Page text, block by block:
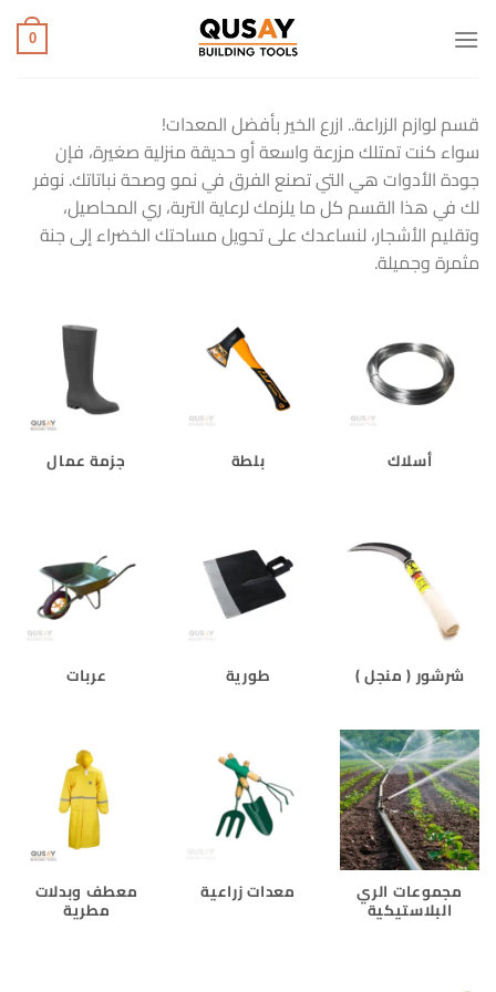
للمحتوى
0
قسم لوازم الزراعة.. ازرع الخير بأفضل المعدات!
سواء كنت تمتلك مزرعة واسعة أو حديقة منزلية صغيرة، فإن
جودة الأدوات هي التي تصنع الفرق في نمو وصحة نباتاتك. نوفر
لك في هذا القسم كل ما يلزمك لرعاية التربة، ري المحاصيل،
وتقليم الأشجار، لنساعدك على تحويل مساحتك الخضراء إلى جنة
مثمرة وجميلة.
أسلاك بلطة جزمة عمال
شرشور ( منجل ) طورية عربات
مجموعات الري
البلاستيكية
معدات زراعية معطف وبدلات
مطرية